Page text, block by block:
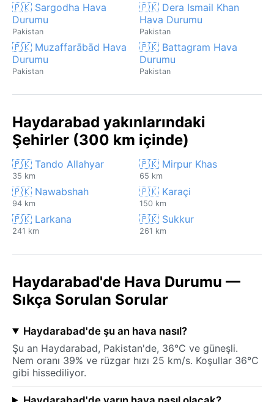
🇵🇰 Sargodha Hava
Durumu
Pakistan
🇵🇰 Dera Ismail Khan
Hava Durumu
Pakistan
🇵🇰 Muzaffarābād Hava
Durumu
Pakistan
🇵🇰 Battagram Hava
Durumu
Pakistan
Haydarabad yakınlarındaki
Şehirler (300 km içinde)
🇵🇰 Tando Allahyar
35 km
🇵🇰 Mirpur Khas
65 km
🇵🇰 Nawabshah
94 km
🇵🇰 Karaçi
150 km
🇵🇰 Larkana
241 km
🇵🇰 Sukkur
261 km
Haydarabad'de Hava Durumu —
Sıkça Sorulan Sorular
Haydarabad'de şu an hava nasıl?
Şu an Haydarabad, Pakistan'de, 36°C ve güneşli.
Nem oranı 39% ve rüzgar hızı 25 km/s. Koşullar 36°C
gibi hissediliyor.